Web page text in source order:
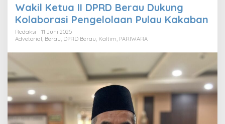
Wakil Ketua II DPRD Berau Dukung
Kolaborasi Pengelolaan Pulau Kakaban
Redaksi
11 Juni 2025
Advetorial Berau DPRD Berau Kaltim PARIWARA